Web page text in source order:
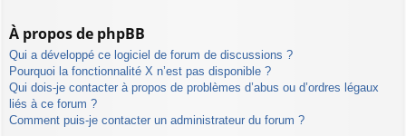
À propos de phpBB
Qui a développé ce logiciel de forum de discussions ?
Pourquoi la fonctionnalité X n’est pas disponible ?
Qui dois-je contacter à propos de problèmes d’abus ou d’ordres légaux
liés à ce forum ?
Comment puis-je contacter un administrateur du forum ?